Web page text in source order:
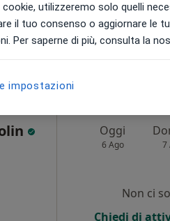
Oggi
6 Ago 7
Non ci
Chiedi di
utilizzeremo solo quelli
il tuo consenso o aggiornare le
Per saperne di più, consulta la
impostazioni